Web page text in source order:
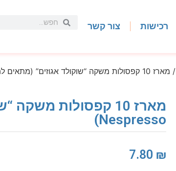
רכישות צור קשר
/ מארז 10 קפסולות משקה “שוקולד אגוזים” (מתאים למכונות Nespresso)
מארז 10 קפסולות
Nespresso)
7.80 ₪